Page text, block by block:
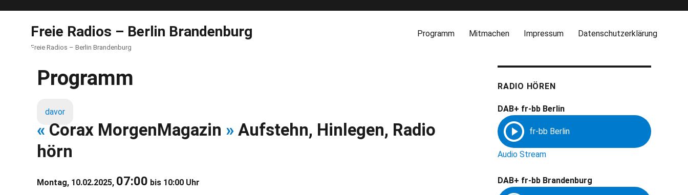
Freie Radios – Berlin Brandenburg
Freie Radios – Berlin Brandenburg
Programm Mitmachen Impressum Datenschutzerklärung
Programm
davor
« Corax MorgenMagazin » Aufstehn, Hinlegen, Radio
hörn
Montag, 10.02.2025, 07:00 bis 10:00 Uhr
RADIO HÖREN
DAB+ fr-bb Berlin
Audio Stream
DAB+ fr-bb Brandenburg